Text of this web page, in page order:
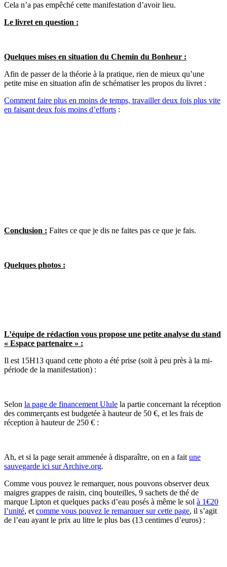
Cela n’a pas empêché cette manifestation d’avoir lieu.
Le livret en question :
Quelques mises en situation du Chemin du Bonheur :
Afin de passer de la théorie à la pratique, rien de mieux qu’une
petite mise en situation afin de schématiser les propos du livret :
Comment faire plus en moins de temps, travailler deux fois plus vite
en faisant deux fois moins d’efforts :
Conclusion : Faites ce que je dis ne faites pas ce que je fais.
Quelques photos :
L’équipe de rédaction vous propose une petite analyse du stand
« Espace partenaire » :
Il est 15H13 quand cette photo a été prise (soit à peu près à la mi-
période de la manifestation) :
Selon la page de financement Ulule la partie concernant la réception
des commerçants est budgetée à hauteur de 50 €, et les frais de
réception à hauteur de 250 € :
Ah, et si la page serait ammenée à disparaître, on en a fait une
sauvegarde ici sur Archive.org.
Comme vous pouvez le remarquer, nous pouvons observer deux
maigres grappes de raisin, cinq bouteilles, 9 sachets de thé de
marque Lipton et quelques packs d’eau posés à même le sol à 1€20
l’unité, et comme vous pouvez le remarquer sur cette page, il s’agit
de l’eau ayant le prix au litre le plus bas (13 centimes d’euros) :